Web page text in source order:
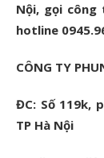
Nội, gọi
hotline
CÔNG TY
ĐC: Số 119k,
TP Hà Nội